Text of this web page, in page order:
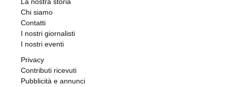
Angela Pastore